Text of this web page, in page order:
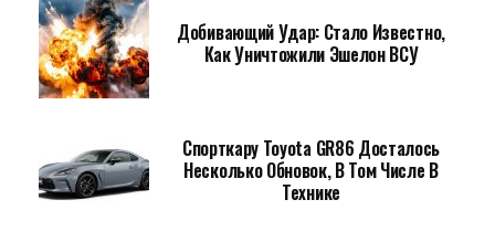
Добивающий Удар: Стало Известно,
Как Уничтожили Эшелон ВСУ
Спорткару Toyota GR86 Досталось
Несколько Обновок, В Том Числе В
Технике